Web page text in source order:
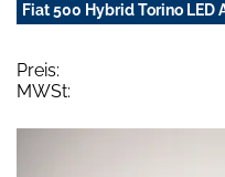
Fiat 500 Hybrid Torino
Preis:
MWSt: